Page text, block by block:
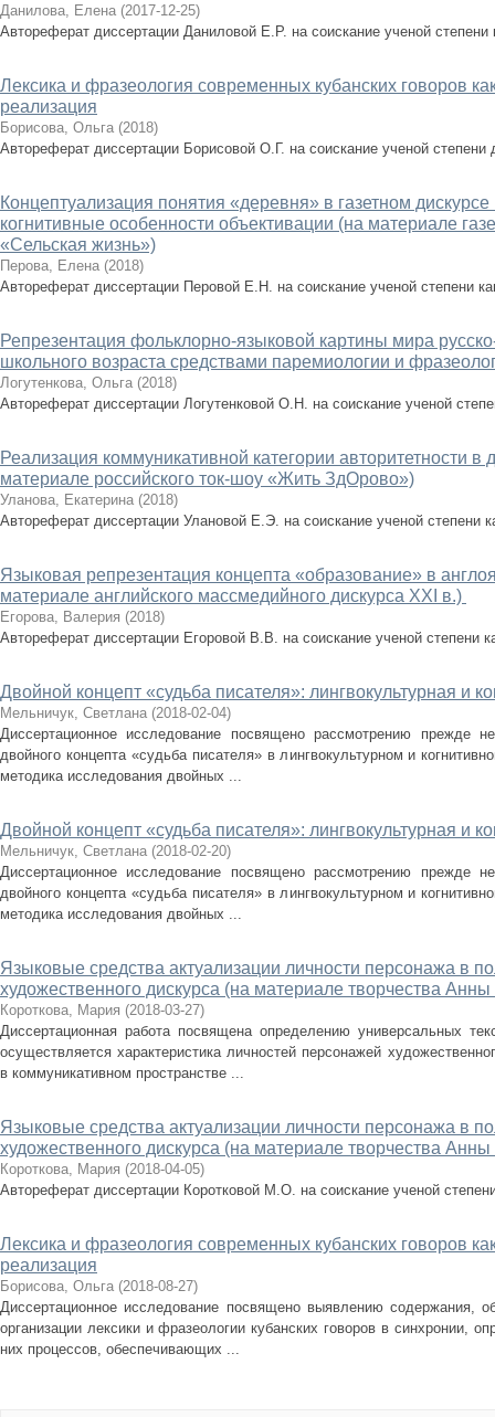
Данилова, Елена (2017-12-25)
Автореферат диссертации Даниловой Е.Р. на соискание ученой степени
Лексика и фразеология современных кубанских говоров
реализация
Борисова, Ольга (2018)
Автореферат диссертации Борисовой О.Г. на соискание ученой степени
Концептуализация понятия «деревня» в газетном
когнитивные особенности объективации (на материале
«Сельская жизнь»)
Перова, Елена (2018)
Автореферат диссертации Перовой Е.Н. на соискание ученой степени
Репрезентация фольклорно-языковой картины мира
школьного возраста средствами паремиологии и
Логутенкова, Ольга (2018)
Автореферат диссертации Логутенковой О.Н. на соискание ученой
Реализация коммуникативной категории авторитетности в
материале российского ток-шоу «Жить ЗдОрово»)
Уланова, Екатерина (2018)
Автореферат диссертации Улановой Е.Э. на соискание ученой степени
Языковая репрезентация концепта «образование» в
материале английского массмедийного дискурса XXI в.)
Егорова, Валерия (2018)
Автореферат диссертации Егоровой В.В. на соискание ученой степени
Двойной концепт «судьба писателя»: лингвокультурная и
Мельничук, Светлана (2018-02-04)
Диссертационное исследование посвящено рассмотрению прежде
двойного концепта «судьба писателя» в лингвокультурном и
методика исследования двойных ...
Двойной концепт «судьба писателя»: лингвокультурная и
Мельничук, Светлана (2018-02-20)
Диссертационное исследование посвящено рассмотрению прежде
двойного концепта «судьба писателя» в лингвокультурном и
методика исследования двойных ...
Языковые средства актуализации личности персонажа в
художественного дискурса (на материале творчества
Короткова, Мария (2018-03-27)
Диссертационная работа посвящена определению универсальных
осуществляется характеристика личностей персонажей
в коммуникативном пространстве ...
Языковые средства актуализации личности персонажа в
художественного дискурса (на материале творчества
Короткова, Мария (2018-04-05)
Автореферат диссертации Коротковой М.О. на соискание ученой
Лексика и фразеология современных кубанских говоров
реализация
Борисова, Ольга (2018-08-27)
Диссертационное исследование посвящено выявлению содержания,
организации лексики и фразеологии кубанских говоров в синхронии,
них процессов, обеспечивающих ...